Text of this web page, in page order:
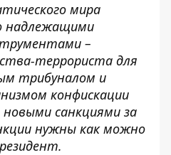
мира
надлежащими
–
террориста для
трибуналом и
конфискации
санкциями за
нужны как можно